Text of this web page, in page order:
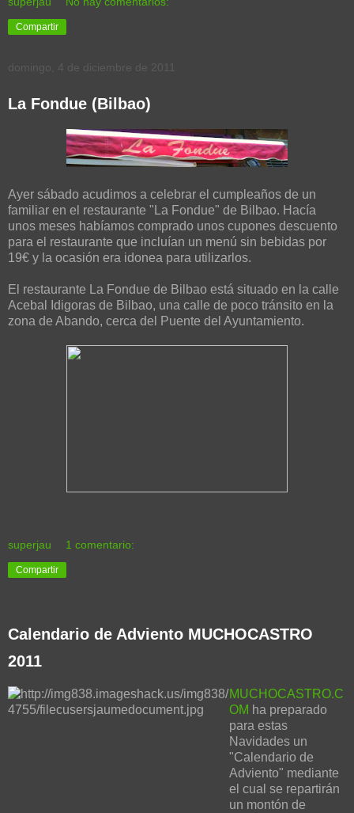
Compartir
domingo, 4 de diciembre de 2011
La Fondue (Bilbao)
Ayer sábado acudimos a celebrar el cumpleaños de un
familiar en el restaurante "La Fondue" de Bilbao. Hacía
unos meses habíamos comprado unos cupones descuento
para el restaurante que incluían un menú sin bebidas por
19€ y la ocasión era idonea para utilizarlos.
El restaurante La Fondue de Bilbao está situado en la calle
Acebal Idigoras de Bilbao, una calle de poco tránsito en la
zona de Abando, cerca del Puente del Ayuntamiento.
superjau 1 comentario:
Compartir
Calendario de Adviento MUCHOCASTRO
2011
MUCHOCASTRO.C
OM ha preparado
para estas
Navidades un
"Calendario de
Adviento" mediante
el cual se repartirán
un montón de